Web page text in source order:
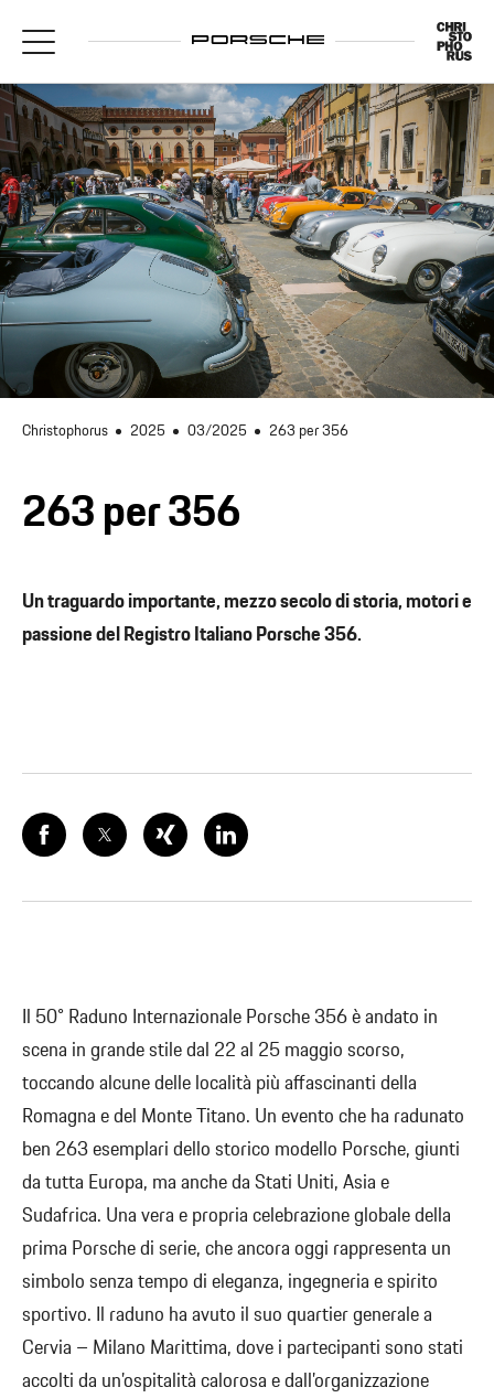
Christophorus 2025 03/2025 263 per 356
263 per 356
Un traguardo importante, mezzo secolo di storia, motori e
passione del Registro Italiano Porsche 356.
Il 50° Raduno Internazionale Porsche 356 è andato in
scena in grande stile dal 22 al 25 maggio scorso,
toccando alcune delle località più affascinanti della
Romagna e del Monte Titano. Un evento che ha radunato
ben 263 esemplari dello storico modello Porsche, giunti
da tutta Europa, ma anche da Stati Uniti, Asia e
Sudafrica. Una vera e propria celebrazione globale della
prima Porsche di serie, che ancora oggi rappresenta un
simbolo senza tempo di eleganza, ingegneria e spirito
sportivo. Il raduno ha avuto il suo quartier generale a
Cervia – Milano Marittima, dove i partecipanti sono stati
accolti da un’ospitalità calorosa e dall’organizzazione